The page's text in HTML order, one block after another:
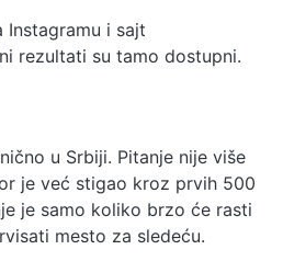
Instagramu i sajt
rezultati su tamo dostupni.
u Srbiji. Pitanje nije više
je već stigao kroz prvih 500
je samo koliko brzo će rasti
mesto za sledeću.